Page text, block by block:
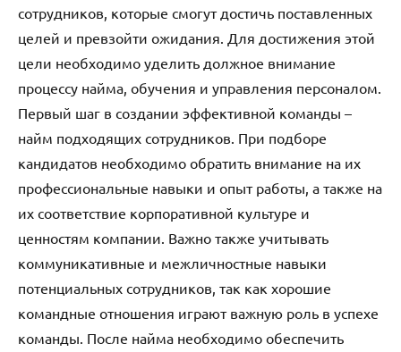
сотрудников, которые смогут достичь поставленных
целей и превзойти ожидания. Для достижения этой
цели необходимо уделить должное внимание
процессу найма, обучения и управления персоналом.
Первый шаг в создании эффективной команды –
найм подходящих сотрудников. При подборе
кандидатов необходимо обратить внимание на их
профессиональные навыки и опыт работы, а также на
их соответствие корпоративной культуре и
ценностям компании. Важно также учитывать
коммуникативные и межличностные навыки
потенциальных сотрудников, так как хорошие
командные отношения играют важную роль в успехе
команды. После найма необходимо обеспечить